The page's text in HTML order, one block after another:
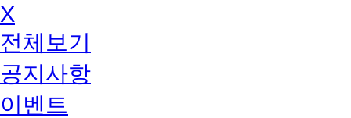
X
전체보기
공지사항
이벤트